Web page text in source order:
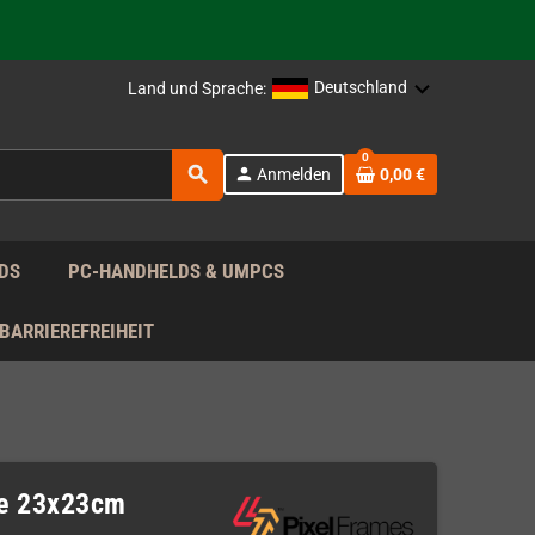
Land und Sprache: Deutschland
search person Anmelden
0
0,00 €
PC-HANDHELDS & UMPCS
BARRIEREFREIHEIT
23x23cm